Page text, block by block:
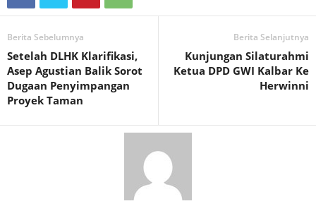
Berita Sebelumnya
Setelah DLHK Klarifikasi,
Asep Agustian Balik Sorot
Dugaan Penyimpangan
Proyek Taman
Berita Selanjutnya
Kunjungan Silaturahmi
Ketua DPD GWI Kalbar Ke
Herwinni